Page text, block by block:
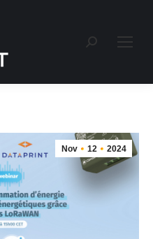
Recherche
Nov 12 2024